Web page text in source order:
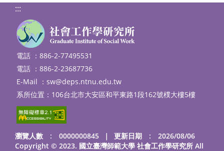
:::
電話 ：886-2-77495531
電話 ：886-2-23687736
E-Mail ： sw@deps.ntnu.edu.tw
系所位置：106台北市大安區和平東路1段162號樸大樓5樓
瀏覽人數 : 0000000845 ｜
更新日期 : 2026/08/06
Copyright © 2023. 國立臺灣師範大學 社會工作學研究所 All